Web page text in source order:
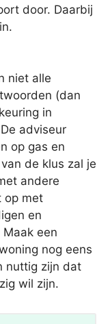
door. Daarbij
niet alle
(dan
in
adviseur
op gas en
de klus zal je
andere
op met
en
een
nog eens
nuttig zijn dat
wil zijn.